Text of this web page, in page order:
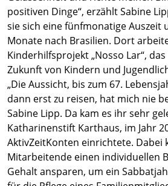
positiven Dinge“, erzählt Sabine
sie sich eine fünfmonatige Auszeit
Monate nach Brasilien. Dort
Kinderhilfsprojekt „Nosso Lar“,
Zukunft von Kindern und
„Die Aussicht, bis zum 67.
dann erst zu reisen, hat mich nie
Sabine Lipp. Da kam es ihr sehr
Katharinenstift Karthaus, im Jahr
Aktiv­ZeitKonten einrichtete. Dabei
Mitarbeitende einen individuellen
Gehalt ansparen, um ein